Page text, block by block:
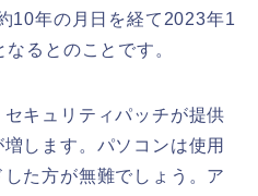
10年の月日を経て2023年1
るとのことです。
キュリティパッチが提供
します。パソコンは使用
た方が無難でしょう。ア